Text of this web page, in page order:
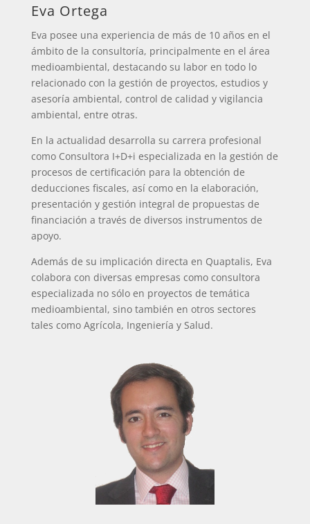
Eva Ortega
Eva posee una experiencia de más de 10 años en el
ámbito de la consultoría, principalmente en el área
medioambiental, destacando su labor en todo lo
relacionado con la gestión de proyectos, estudios y
asesoría ambiental, control de calidad y vigilancia
ambiental, entre otras.
En la actualidad desarrolla su carrera profesional
como Consultora I+D+i especializada en la gestión de
procesos de certificación para la obtención de
deducciones fiscales, así como en la elaboración,
presentación y gestión integral de propuestas de
financiación a través de diversos instrumentos de
apoyo.
Además de su implicación directa en Quaptalis, Eva
colabora con diversas empresas como consultora
especializada no sólo en proyectos de temática
medioambiental, sino también en otros sectores
tales como Agrícola, Ingeniería y Salud.